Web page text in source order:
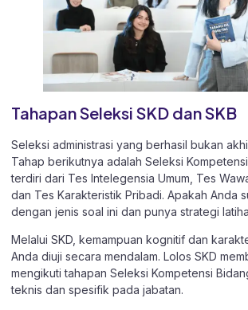
Tahapan Seleksi SKD dan SKB
Seleksi administrasi yang berhasil bukan
Tahap berikutnya adalah Seleksi
terdiri dari Tes Intelegensia Umum, Tes
dan Tes Karakteristik Pribadi. Apakah Anda
dengan jenis soal ini dan punya strategi
Melalui SKD, kemampuan kognitif dan
Anda diuji secara mendalam. Lolos SKD
mengikuti tahapan Seleksi Kompetensi
teknis dan spesifik pada jabatan.